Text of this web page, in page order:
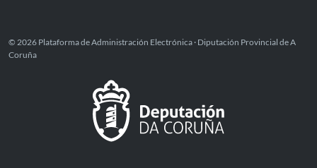
© 2026 Plataforma de Administración Electrónica · Diputación Provincial de A
Coruña